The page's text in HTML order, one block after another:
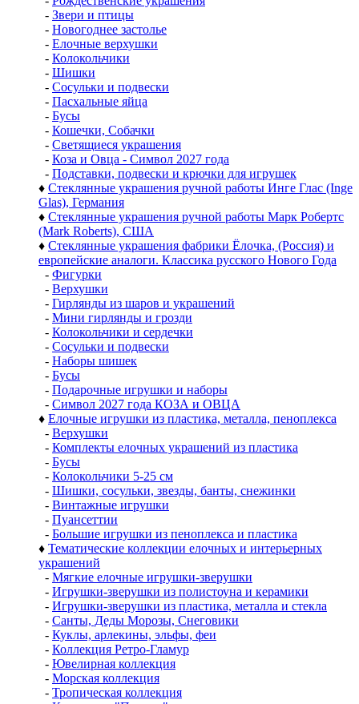
- Звери и птицы
- Новогоднее застолье
- Елочные верхушки
- Колокольчики
- Шишки
- Сосульки и подвески
- Пасхальные яйца
- Бусы
- Кошечки, Собачки
- Светящиеся украшения
- Коза и Овца - Символ 2027 года
- Подставки, подвески и крючки для игрушек
♦ Стеклянные украшения ручной работы Инге Глас (Inge
Glas), Германия
♦ Стеклянные украшения ручной работы Марк Робертс
(Mark Roberts), США
♦ Стеклянные украшения фабрики Ёлочка, (Россия) и
европейские аналоги. Классика русского Нового Года
- Фигурки
- Верхушки
- Гирлянды из шаров и украшений
- Мини гирлянды и грозди
- Колокольчики и сердечки
- Сосульки и подвески
- Наборы шишек
- Бусы
- Подарочные игрушки и наборы
- Символ 2027 года КОЗА и ОВЦА
♦ Елочные игрушки из пластика, металла, пеноплекса
- Верхушки
- Комплекты елочных украшений из пластика
- Бусы
- Колокольчики 5-25 см
- Шишки, сосульки, звезды, банты, снежинки
- Винтажные игрушки
- Пуансеттии
- Большие игрушки из пеноплекса и пластика
♦ Тематические коллекции елочных и интерьерных
украшений
- Мягкие елочные игрушки-зверушки
- Игрушки-зверушки из полистоуна и керамики
- Игрушки-зверушки из пластика, металла и стекла
- Санты, Деды Морозы, Снеговики
- Куклы, арлекины, эльфы, феи
- Коллекция Ретро-Гламур
- Ювелирная коллекция
- Морская коллекция
- Тропическая коллекция